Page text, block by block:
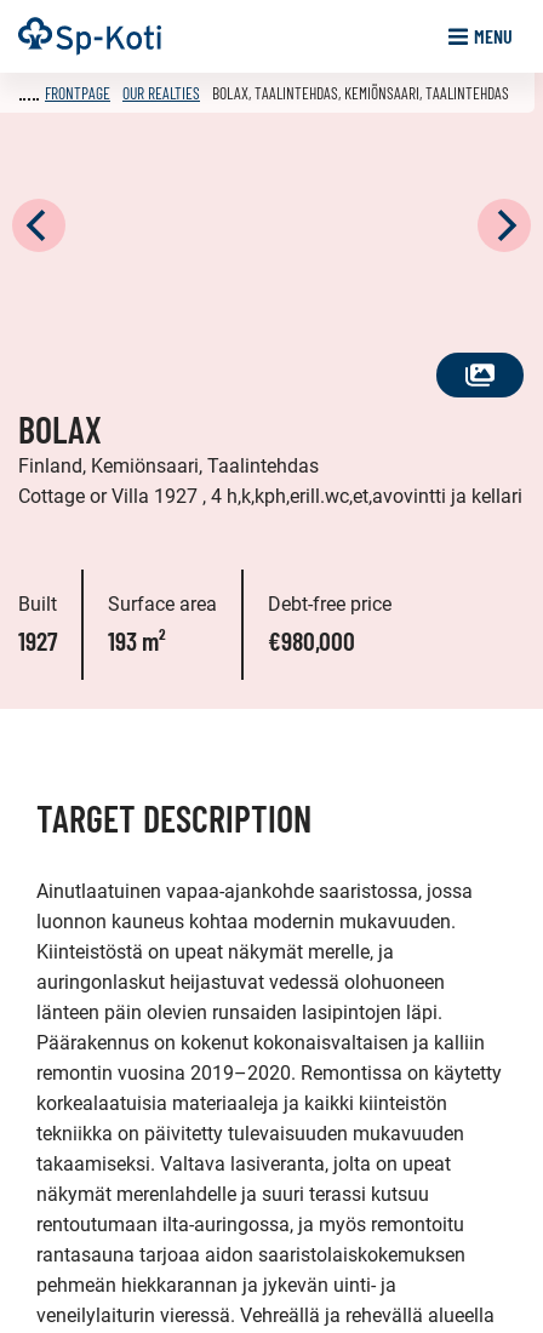
Go
to
Frontpage MENU
SEE
FRONTPAGE OUR REALTIES BOLAX, TAALINTEHDAS, KEMIÖNSAARI, TAALINTEHDAS
BOLAX
Finland, Kemiönsaari, Taalintehdas
Cottage or Villa 1927 , 4 h,k,kph,erill.wc,et,avovintti ja kellari
Built
1927
Surface area
193 m²
Debt-free price
€980,000
TARGET DESCRIPTION
Ainutlaatuinen vapaa-ajankohde saaristossa, jossa
luonnon kauneus kohtaa modernin mukavuuden.
Kiinteistöstä on upeat näkymät merelle, ja
auringonlaskut heijastuvat vedessä olohuoneen
länteen päin olevien runsaiden lasipintojen läpi.
Päärakennus on kokenut kokonaisvaltaisen ja kalliin
remontin vuosina 2019–2020. Remontissa on käytetty
korkealaatuisia materiaaleja ja kaikki kiinteistön
tekniikka on päivitetty tulevaisuuden mukavuuden
takaamiseksi. Valtava lasiveranta, jolta on upeat
näkymät merenlahdelle ja suuri terassi kutsuu
rentoutumaan ilta-auringossa, ja myös remontoitu
rantasauna tarjoaa aidon saaristolaiskokemuksen
pehmeän hiekkarannan ja jykevän uinti- ja
veneilylaiturin vieressä. Vehreällä ja rehevällä alueella